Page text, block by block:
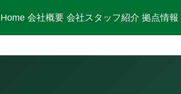
Home 会社概要 会社スタッフ紹介 拠点情報